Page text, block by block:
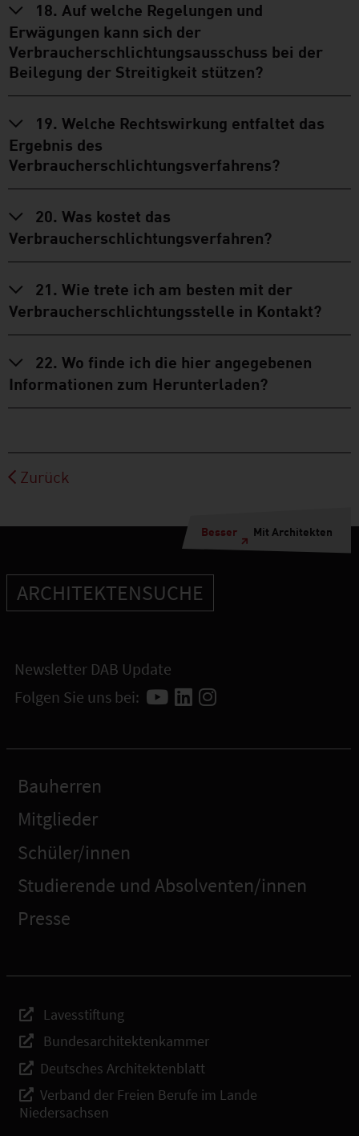
Erwägungen kann sich der
Verbraucherschlichtungsausschuss bei der
Beilegung der Streitigkeit stützen?
Ergebnis des
Verbraucherschlichtungsverfahrens?
Verbraucherschlichtungsverfahren?
Verbraucherschlichtungsstelle in Kontakt?
Informationen zum Herunterladen?
Zurück
Besser Mit Architekten
ARCHITEKTENSUCHE
Newsletter DAB Update
Folgen Sie uns bei:
Bauherren
Mitglieder
Schüler/innen
Studierende und Absolventen/innen
Presse
Lavesstiftung
Bundesarchitektenkammer
Deutsches Architektenblatt
Verband der Freien Berufe im Lande
Niedersachsen